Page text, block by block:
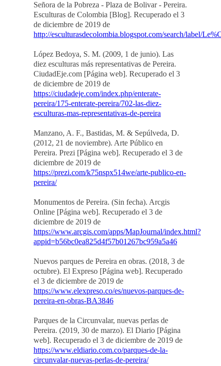
Señora de la Pobreza - Plaza de Bolivar - Pereira.
Esculturas de Colombia [Blog]. Recuperado el 3
de diciembre de 2019 de
http://esculturasdecolombia.blogspot.com/search/label/
López Bedoya, S. M. (2009, 1 de junio). Las
diez esculturas más representativas de Pereira.
CiudadEje.com [Página web]. Recuperado el 3
de diciembre de 2019 de
https://ciudadeje.com/index.php/enterate-
pereira/175-enterate-pereira/702-las-diez-
esculturas-mas-representativas-de-pereira
Manzano, A. F., Bastidas, M. & Sepúlveda, D.
(2012, 21 de noviembre). Arte Público en
Pereira. Prezi [Página web]. Recuperado el 3 de
diciembre de 2019 de
https://prezi.com/k75nspx514we/arte-publico-en-
pereira/
Monumentos de Pereira. (Sin fecha). Arcgis
Online [Página web]. Recuperado el 3 de
diciembre de 2019 de
https://www.arcgis.com/apps/MapJournal/index.html?
appid=b56bc0ea825d4f57b01267bc959a5a46
Nuevos parques de Pereira en obras. (2018, 3 de
octubre). El Expreso [Página web]. Recuperado
el 3 de diciembre de 2019 de
https://www.elexpreso.co/es/nuevos-parques-de-
pereira-en-obras-BA3846
Parques de la Circunvalar, nuevas perlas de
Pereira. (2019, 30 de marzo). El Diario [Página
web]. Recuperado el 3 de diciembre de 2019 de
https://www.eldiario.com.co/parques-de-la-
circunvalar-nuevas-perlas-de-pereira/